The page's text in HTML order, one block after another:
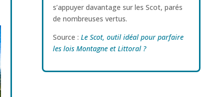
s’appuyer davantage sur les Scot, parés
de nombreuses vertus.
Source : Le Scot, outil idéal pour parfaire
les lois Montagne et Littoral ?